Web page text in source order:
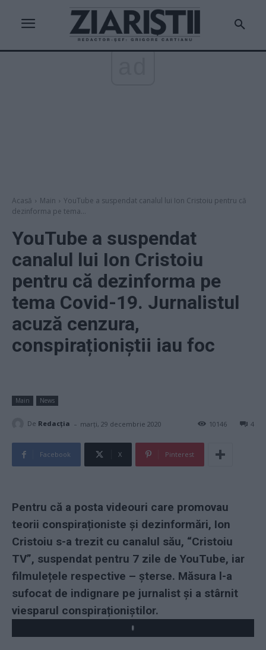
Acasă Main
YouTube a suspendat canalul lui Ion Cristoiu pentru că
dezinforma pe tema...
YouTube a suspendat
canalul lui Ion Cristoiu
pentru că dezinforma pe
tema Covid-19. Jurnalistul
acuză cenzura,
conspiraționiștii iau foc
Main News
De Redacţia - marți, 29 decembrie 2020 4
10146
Facebook X Pinterest
Pentru că a posta videouri care promovau
teorii conspiraționiste și dezinformări, Ion
Cristoiu s-a trezit cu canalul său, “Cristoiu
TV”, suspendat pentru 7 zile de YouTube, iar
filmulețele respective – șterse. Măsura l-a
sufocat de indignare pe jurnalist și a stârnit
viesparul conspiraționiștilor.
Play